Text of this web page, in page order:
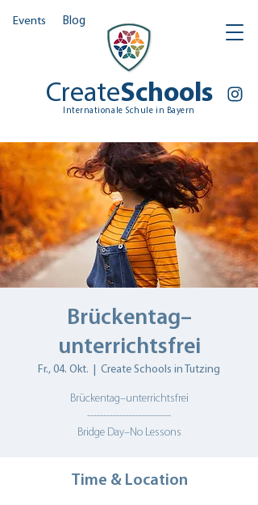
Events Blog
CreateSchools
Internationale Schule in Bayern
Brückentag–
unterrichtsfrei
Fr., 04. Okt. Create Schools in Tutzing
Brückentag–unterrichtsfrei
--------------------------
Bridge Day–No Lessons
Time & Location